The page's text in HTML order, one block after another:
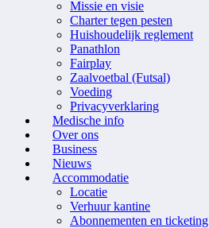
Missie en visie
Charter tegen pesten
Huishoudelijk reglement
Panathlon
Fairplay
Zaalvoetbal (Futsal)
Voeding
Privacyverklaring
Medische info
Over ons
Business
Nieuws
Accommodatie
Locatie
Verhuur kantine
Abonnementen en ticketing